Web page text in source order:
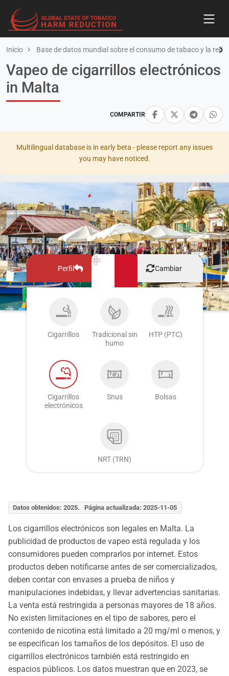
Inicio Base de datos mundial sobre el consumo de tabaco y la
COMPARTIR
Vapeo de cigarrillos electrónicos
in Malta
Multilingual database is in early beta - please report any issues
you may have noticed.
Perfil Cambiar
Cigarrillos
Tradicional sin
humo
HTP (PTC)
Cigarrillos
electrónicos
Snus Bolsas
NRT (TRN)
Datos obtenidos: 2025. Página actualizada: 2025-11-05
Los cigarrillos electrónicos son legales en Malta. La
publicidad de productos de vapeo está regulada y los
consumidores pueden comprarlos por internet. Estos
productos deben notificarse antes de ser comercializados,
deben contar con envases a prueba de niños y
manipulaciones indebidas, y llevar advertencias sanitarias.
La venta está restringida a personas mayores de 18 años.
No existen limitaciones en el tipo de sabores, pero el
contenido de nicotina está limitado a 20 mg/ml o menos, y
se especifican los tamaños de los depósitos. El uso de
cigarrillos electrónicos también está restringido en
espacios públicos. Los datos muestran que en 2023, se